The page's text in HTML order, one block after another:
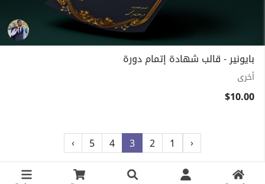
بايونير - قالب شهادة إتمام دورة
أخرى
$10.00
‹
1
2
3
4
5
›